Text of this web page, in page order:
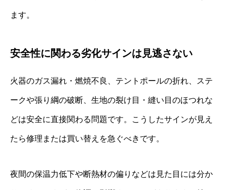
ます。
安全性に関わる劣化サインは見逃さない
火器のガス漏れ・燃焼不良、テントポールの折れ、ステ
ークや張り綱の破断、生地の裂け目・縫い目のほつれな
どは安全に直接関わる問題です。こうしたサインが見え
たら修理または買い替えを急ぐべきです。
夜間の保温力低下や断熱材の偏りなどは見た目には分か